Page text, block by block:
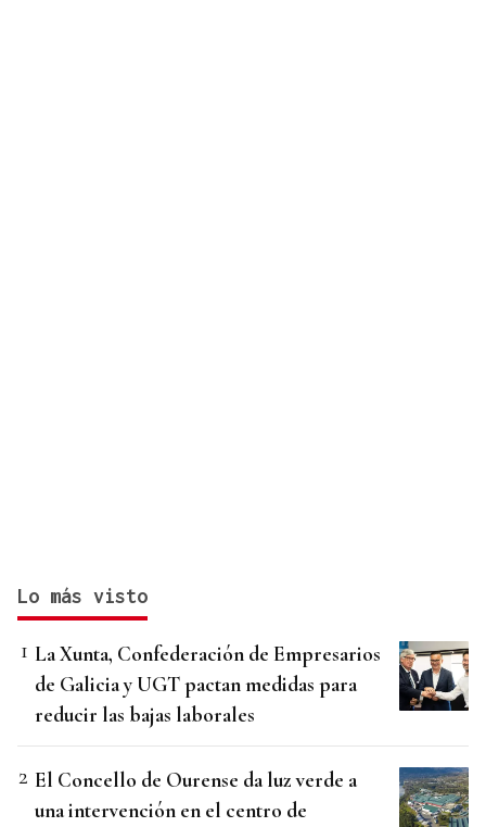
Lo más visto
La Xunta, Confederación de Empresarios
de Galicia y UGT pactan medidas para
reducir las bajas laborales
El Concello de Ourense da luz verde a
una intervención en el centro de